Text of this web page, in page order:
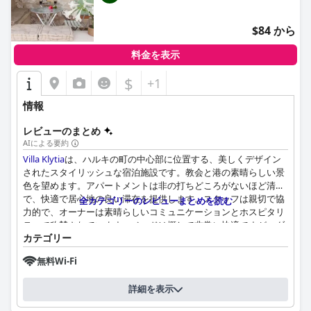
$84 から
料金を表示
$ +1
情報
レビューのまとめ
AIによる要約
Villa Klytiaは、ハルキの町の中心部に位置する、美しくデザイン
されたスタイリッシュな宿泊施設です。教会と港の素晴らしい景
色を望めます。アパートメントは非の打ちどころがないほど清潔
で、快適で居心地の良い滞在を提供します。スタッフは親切で協
力的で、オーナーは素晴らしいコミュニケーションとホスピタリ
ティで称賛されています。ベッドは概して非常に快適ですが、ダ
ブルマットレスや、マットレスが床に置かれている、または急な
はしごでアクセスするロフトにあることに問題を感じたゲストも
います。全体として、
テルを、中心部のロケーションで探している人にとって最適なオ
プションです。一人旅、カップル、友人グループに最適な宿泊施
設です。
全カテゴリーのレビューまとめを読む
カテゴリー
無料Wi-Fi
詳細を表示